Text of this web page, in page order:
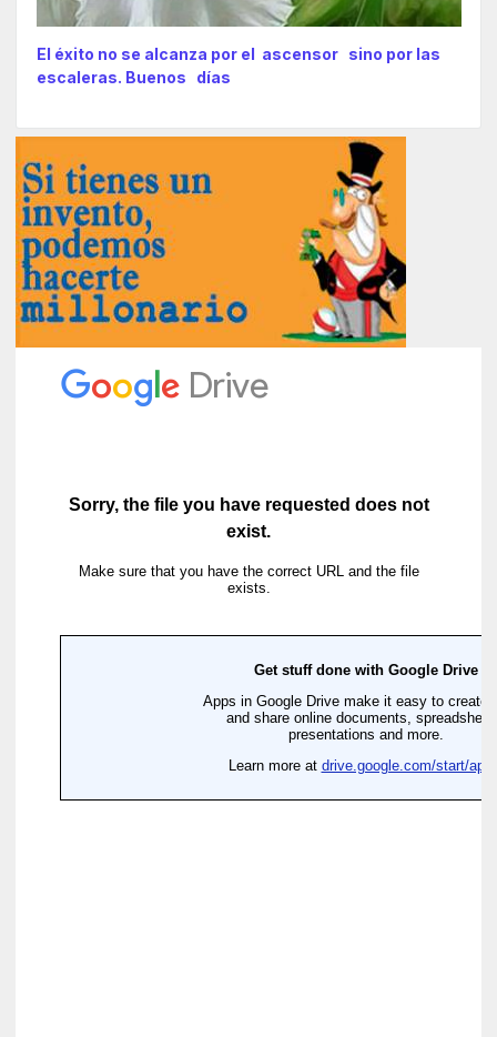
El éxito no se alcanza por el ascensor sino por las
escaleras. Buenos días